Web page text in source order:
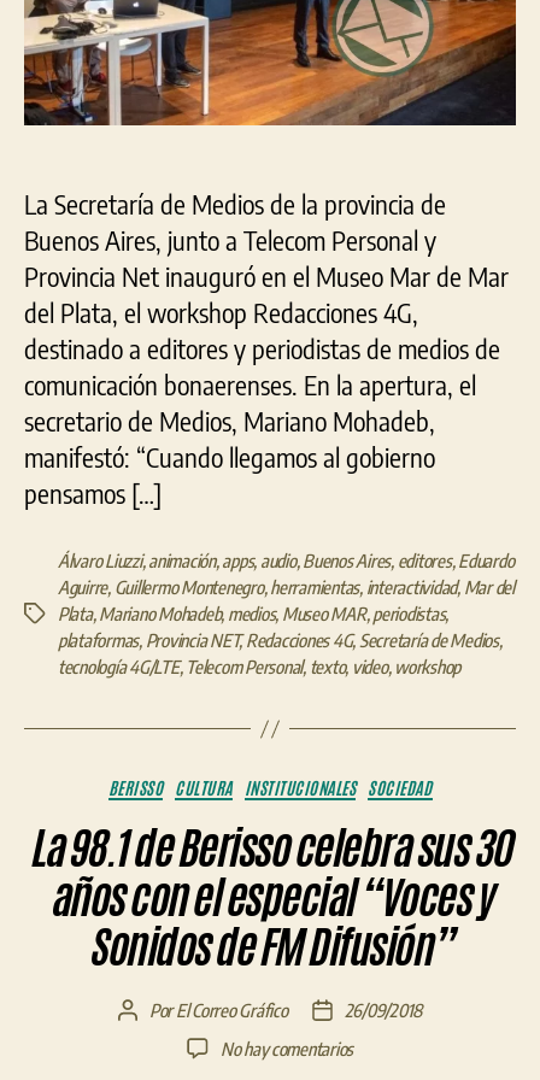
La Secretaría de Medios de la provincia de
Buenos Aires, junto a Telecom Personal y
Provincia Net inauguró en el Museo Mar de Mar
del Plata, el workshop Redacciones 4G,
destinado a editores y periodistas de medios de
comunicación bonaerenses. En la apertura, el
secretario de Medios, Mariano Mohadeb,
manifestó: “Cuando llegamos al gobierno
pensamos […]
Etiquetas
Álvaro Liuzzi,animación,apps, audio,Buenos Aires, editores,Eduardo
Aguirre, Guillermo Montenegro,herramientas, interactividad, Mar del
Plata,Mariano Mohadeb, medios, Museo MAR,periodistas,
plataformas, Provincia NET,Redacciones 4G, Secretaría de Medios,
tecnología 4G/LTE, Telecom Personal, texto, video, workshop
Categorías
BERISSO CULTURA INSTITUCIONALES SOCIEDAD
La 98.1 de Berisso celebra sus 30
años con el especial “Voces y
Sonidos de FM Difusión”
AutorPorEl Correo Gráfico
Fecha
de
26/09/2018
No hay comentariosen